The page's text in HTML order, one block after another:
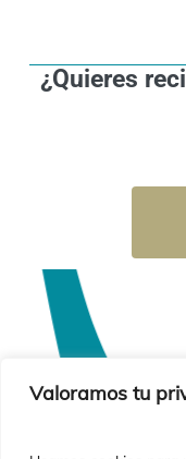
Valoramos tu
¿Quieres